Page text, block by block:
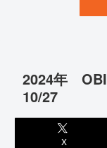
2024年
10/27
X